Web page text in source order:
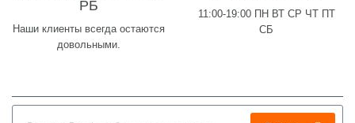
РБ
Наши клиенты всегда остаются
довольными.
11:00-19:00 ПН ВТ СР ЧТ ПТ
СБ